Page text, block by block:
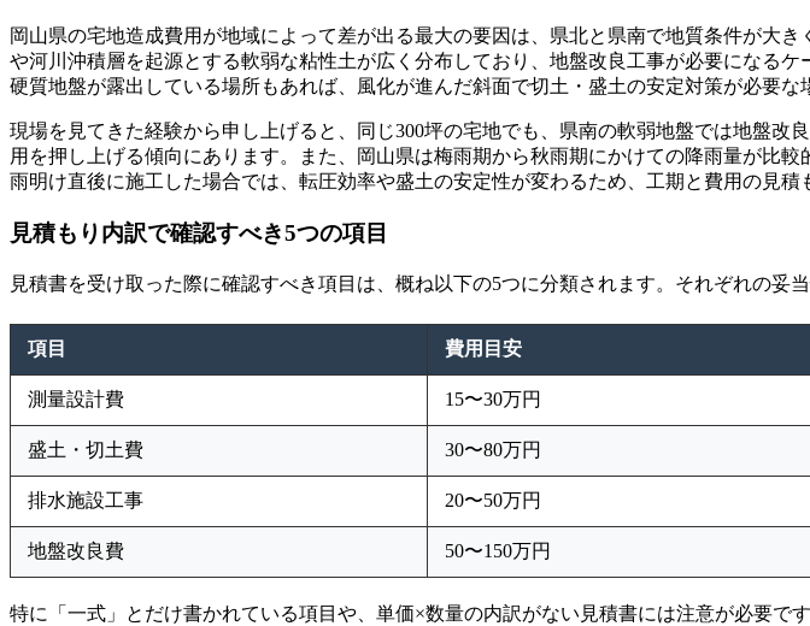
岡山県の宅地造成費用が地域によって差が出る最大の要因は、県北と県南で地質条件が大
や河川沖積層を起源とする軟弱な粘性土が広く分布しており、地盤改良工事が必要になる
硬質地盤が露出している場所もあれば、風化が進んだ斜面で切土・盛土の安定対策が必要な
現場を見てきた経験から申し上げると、同じ300坪の宅地でも、県南の軟弱地盤では地盤
用を押し上げる傾向にあります。また、岡山県は梅雨期から秋雨期にかけての降雨量が比
雨明け直後に施工した場合では、転圧効率や盛土の安定性が変わるため、工期と費用の見積
見積もり内訳で確認すべき5つの項目
見積書を受け取った際に確認すべき項目は、概ね以下の5つに分類されます。それぞれの
項目 費用目安
測量設計費 15〜30万円
盛土・切土費 30〜80万円
排水施設工事 20〜50万円
地盤改良費 50〜150万円
特に「一式」とだけ書かれている項目や、単価×数量の内訳がない見積書には注意が必要